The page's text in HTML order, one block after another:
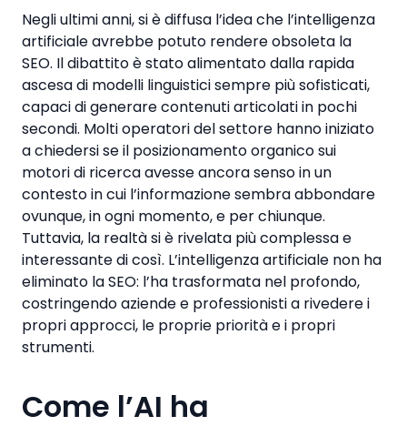
Negli ultimi anni, si è diffusa l’idea che l’intelligenza
artificiale avrebbe potuto rendere obsoleta la
SEO. Il dibattito è stato alimentato dalla rapida
ascesa di modelli linguistici sempre più sofisticati,
capaci di generare contenuti articolati in pochi
secondi. Molti operatori del settore hanno iniziato
a chiedersi se il posizionamento organico sui
motori di ricerca avesse ancora senso in un
contesto in cui l’informazione sembra abbondare
ovunque, in ogni momento, e per chiunque.
Tuttavia, la realtà si è rivelata più complessa e
interessante di così. L’intelligenza artificiale non ha
eliminato la SEO: l’ha trasformata nel profondo,
costringendo aziende e professionisti a rivedere i
propri approcci, le proprie priorità e i propri
strumenti.
Come l’AI ha